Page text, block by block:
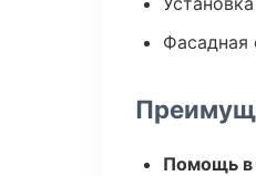
Фасадная
Помощь в